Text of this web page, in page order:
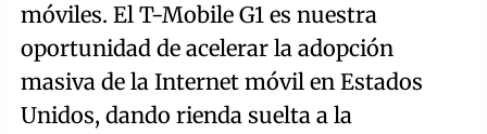
móviles. El T-Mobile G1 es nuestra
oportunidad de acelerar la adopción
masiva de la Internet móvil en Estados
Unidos, dando rienda suelta a la